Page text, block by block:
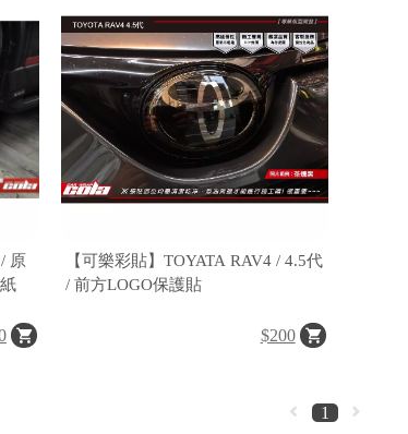
原
【可樂彩貼】TOYATA RAV4 / 4.5代
/ 前方LOGO保護貼
$200
1